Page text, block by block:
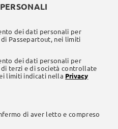
dei dati personali per
Passepartout, nei limiti
dei dati personali per
terzi e di società controllate
limiti indicati nella Privacy
di aver letto e compreso